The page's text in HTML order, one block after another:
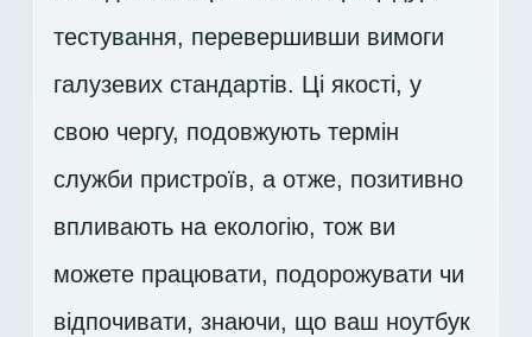
тестування, перевершивши вимоги
галузевих стандартів. Ці якості, у
свою чергу, подовжують термін
служби пристроїв, а отже, позитивно
впливають на екологію, тож ви
можете працювати, подорожувати чи
відпочивати, знаючи, що ваш ноутбук